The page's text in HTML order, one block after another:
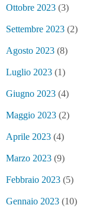
Ottobre 2023 (3)
Settembre 2023 (2)
Agosto 2023 (8)
Luglio 2023 (1)
Giugno 2023 (4)
Maggio 2023 (2)
Aprile 2023 (4)
Marzo 2023 (9)
Febbraio 2023 (5)
Gennaio 2023 (10)